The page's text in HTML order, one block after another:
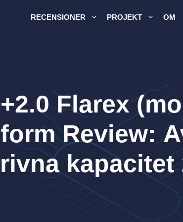
RECENSIONER PROJEKT OM
Flarex
Review:
kapacitet